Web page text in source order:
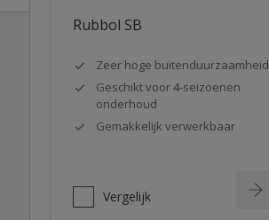
Rubbol SB
Zeer hoge buitenduurzaamheid
Geschikt voor 4-seizoenen
onderhoud
Gemakkelijk verwerkbaar
Vergelijk